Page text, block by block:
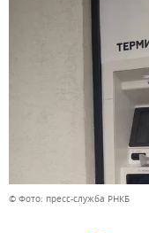
© Фото: пресс-служба РНКБ